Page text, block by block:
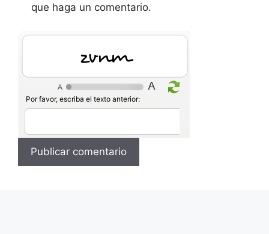
que haga un comentario.
3sTi
Por favor, escriba el texto anterior: